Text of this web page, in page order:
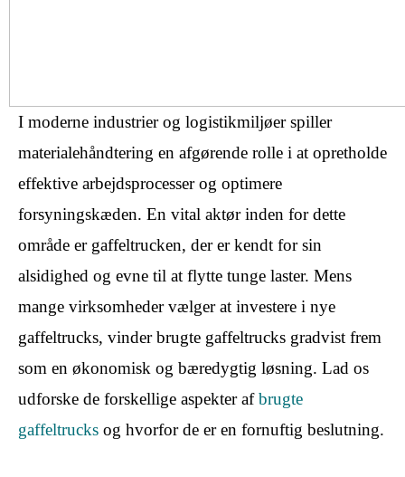
I moderne industrier og logistikmiljøer spiller
materialehåndtering en afgørende rolle i at opretholde
effektive arbejdsprocesser og optimere
forsyningskæden. En vital aktør inden for dette
område er gaffeltrucken, der er kendt for sin
alsidighed og evne til at flytte tunge laster. Mens
mange virksomheder vælger at investere i nye
gaffeltrucks, vinder brugte gaffeltrucks gradvist frem
som en økonomisk og bæredygtig løsning. Lad os
udforske de forskellige aspekter afbrugte
gaffeltrucks og hvorfor de er en fornuftig beslutning.